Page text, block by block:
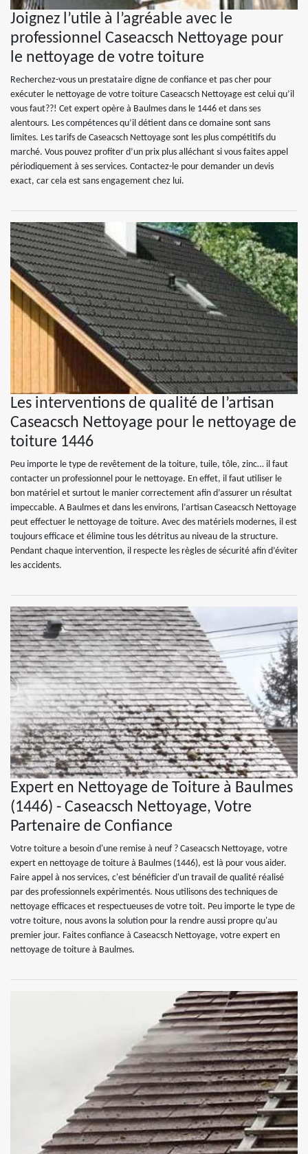
Joignez l’utile à l’agréable avec le
professionnel Caseacsch Nettoyage pour
le nettoyage de votre toiture
Recherchez-vous un prestataire digne de confiance et pas cher pour
exécuter le nettoyage de votre toiture Caseacsch Nettoyage est celui qu’il
vous faut??! Cet expert opère à Baulmes dans le 1446 et dans ses
alentours. Les compétences qu’il détient dans ce domaine sont sans
limites. Les tarifs de Caseacsch Nettoyage sont les plus compétitifs du
marché. Vous pouvez profiter d’un prix plus alléchant si vous faites appel
périodiquement à ses services. Contactez-le pour demander un devis
exact, car cela est sans engagement chez lui.
Les interventions de qualité de l’artisan
Caseacsch Nettoyage pour le nettoyage de
toiture 1446
Peu importe le type de revêtement de la toiture, tuile, tôle, zinc… il faut
contacter un professionnel pour le nettoyage. En effet, il faut utiliser le
bon matériel et surtout le manier correctement afin d’assurer un résultat
impeccable. A Baulmes et dans les environs, l’artisan Caseacsch Nettoyage
peut effectuer le nettoyage de toiture. Avec des matériels modernes, il est
toujours efficace et élimine tous les détritus au niveau de la structure.
Pendant chaque intervention, il respecte les règles de sécurité afin d’éviter
les accidents.
Expert en Nettoyage de Toiture à Baulmes
(1446) - Caseacsch Nettoyage, Votre
Partenaire de Confiance
Votre toiture a besoin d'une remise à neuf ? Caseacsch Nettoyage, votre
expert en nettoyage de toiture à Baulmes (1446), est là pour vous aider.
Faire appel à nos services, c'est bénéficier d'un travail de qualité réalisé
par des professionnels expérimentés. Nous utilisons des techniques de
nettoyage efficaces et respectueuses de votre toit. Peu importe le type de
votre toiture, nous avons la solution pour la rendre aussi propre qu'au
premier jour. Faites confiance à Caseacsch Nettoyage, votre expert en
nettoyage de toiture à Baulmes.